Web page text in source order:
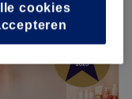
cookies